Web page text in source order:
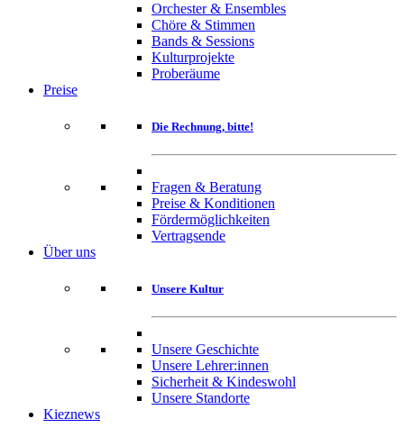
Orchester & Ensembles
Chöre & Stimmen
Bands & Sessions
Kulturprojekte
Proberäume
Preise
Die Rechnung, bitte!
Fragen & Beratung
Preise & Konditionen
Fördermöglichkeiten
Vertragsende
Über uns
Unsere Kultur
Unsere Geschichte
Unsere Lehrer:innen
Sicherheit & Kindeswohl
Unsere Standorte
Kieznews